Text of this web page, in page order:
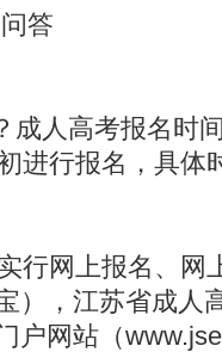
答
成人高考报名时
进行报名，具体
行网上报名、网
），江苏省成人
户网站（